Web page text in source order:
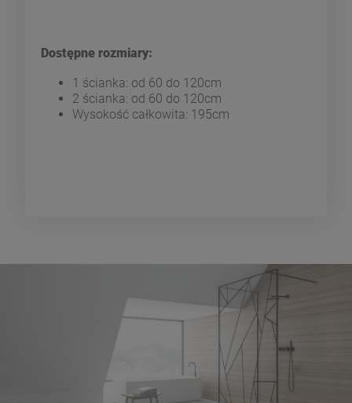
Dostępne rozmiary:
1 ścianka: od 60 do 120cm
2 ścianka: od 60 do 120cm
Wysokość całkowita: 195cm